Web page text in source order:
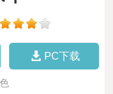
PC下载